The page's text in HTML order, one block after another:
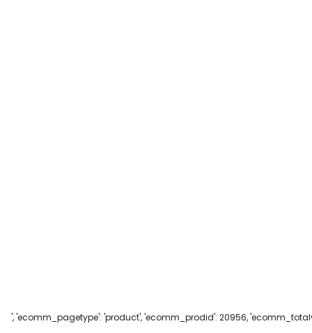
', 'ecomm_pagetype': 'product', 'ecomm_prodid': 20956,